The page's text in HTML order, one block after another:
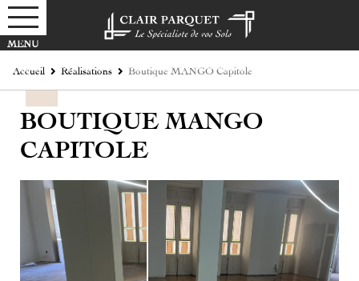
Accueil Réalisations Boutique MANGO Capitole
BOUTIQUE MANGO
CAPITOLE